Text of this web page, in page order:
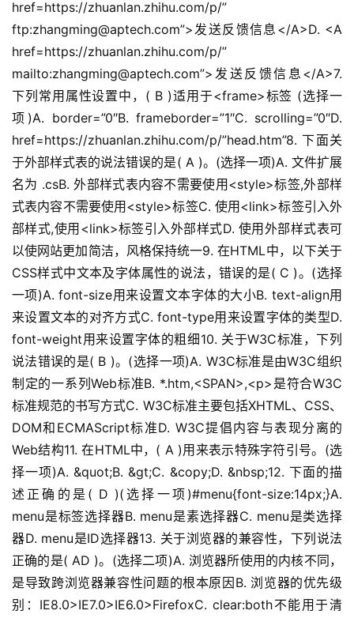
href=https://zhuanlan.zhihu.com/p/”
ftp:zhangming@aptech.com”>发送反馈信息</A>D. <A
href=https://zhuanlan.zhihu.com/p/”
mailto:zhangming@aptech.com”>发送反馈信息</A>7.
下列常用属性设置中，( B )适用于<frame>标签 (选择一
项)A. border=”0″B. frameborder=”1″C. scrolling=”0″D.
href=https://zhuanlan.zhihu.com/p/”head.htm”8. 下面关
于外部样式表的说法错误的是( A )。(选择一项)A. 文件扩展
名为 .csB. 外部样式表内容不需要使用<style>标签,外部样
式表内容不需要使用<style>标签C. 使用<link>标签引入外
部样式,使用<link>标签引入外部样式D. 使用外部样式表可
以使网站更加简洁，风格保持统一9. 在HTML中，以下关于
CSS样式中文本及字体属性的说法，错误的是( C )。(选择
一项)A. font-size用来设置文本字体的大小B. text-align用
来设置文本的对齐方式C. font-type用来设置字体的类型D.
font-weight用来设置字体的粗细10. 关于W3C标准，下列
说法错误的是( B )。(选择一项)A. W3C标准是由W3C组织
制定的一系列Web标准B. *.htm,<SPAN>,<p>是符合W3C
标准规范的书写方式C. W3C标准主要包括XHTML、CSS、
DOM和ECMAScript标准D. W3C提倡内容与表现分离的
Web结构11. 在HTML中，( A )用来表示特殊字符引号。(选
择一项)A. &quot;B. &gt;C. &copy;D. &nbsp;12. 下面的描
述正确的是( D )(选择一项)#menu{font-size:14px;}A.
menu是标签选择器B. menu是素选择器C. menu是类选择
器D. menu是ID选择器13. 关于浏览器的兼容性，下列说法
正确的是( AD )。(选择二项)A. 浏览器所使用的内核不同，
是导致跨浏览器兼容性问题的根本原因B. 浏览器的优先级
别：IE8.0>IE7.0>IE6.0>FirefoxC. clear:both不能用于清